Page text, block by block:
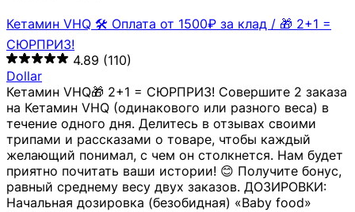
Кетамин VHQ 🛠 Оплата от 1500₽ за клад / 🎁 2+1 =
СЮРПРИЗ!
4.89 (110)
Dollar
Кетамин VHQ🎁 2+1 = СЮРПРИЗ! Совершите 2 заказа
на Кетамин VHQ (одинакового или разного веса) в
течение одного дня. Делитесь в отзывах своими
трипами и рассказами о товаре, чтобы каждый
желающий понимал, с чем он столкнется. Нам будет
приятно почитать ваши истории! 😊 Получите бонус,
равный среднему весу двух заказов. ДОЗИРОВКИ:
Начальная дозировка (безобидная) «Baby food»